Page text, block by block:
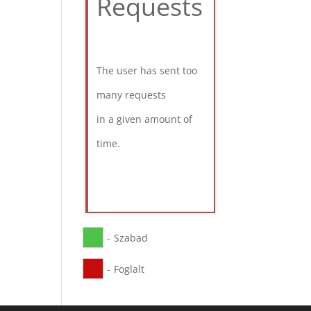
The user has sent too
many requests
in a given amount of
time.
- Szabad
- Foglalt